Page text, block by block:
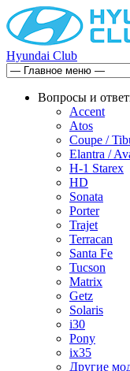
Hyundai Club
Вопросы и
Accent
Atos
Coupe /
Elantra /
H-1 Starex
HD
Sonata
Porter
Trajet
Terracan
Santa Fe
Tucson
Matrix
Getz
Solaris
i30
Pony
ix35
Другие